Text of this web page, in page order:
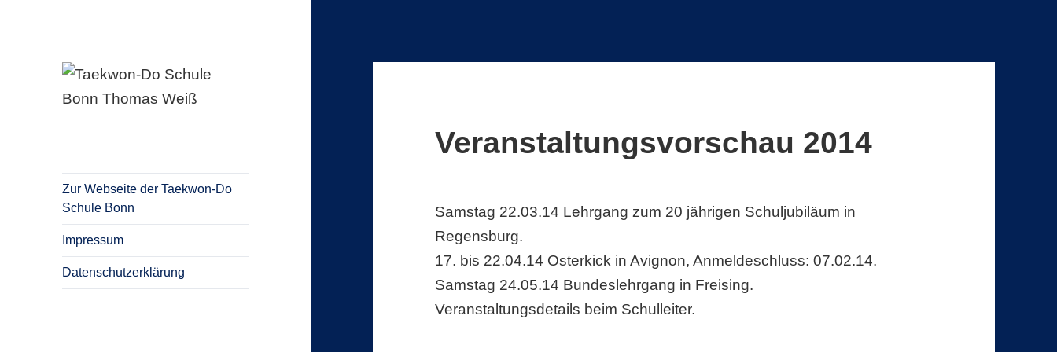
Thomas Weiß
Zur Webseite der Taekwon-Do
Schule Bonn
Impressum
Datenschutzerklärung
Veranstaltungsvorschau 2014
Samstag 22.03.14 Lehrgang zum 20 jährigen Schuljubiläum in
Regensburg.
17. bis 22.04.14 Osterkick in Avignon, Anmeldeschluss: 07.02.14.
Samstag 24.05.14 Bundeslehrgang in Freising.
Veranstaltungsdetails beim Schulleiter.